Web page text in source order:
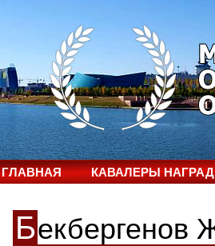
ГЛАВНАЯ КАВАЛЕРЫ НАГРАД
Бекбергенов